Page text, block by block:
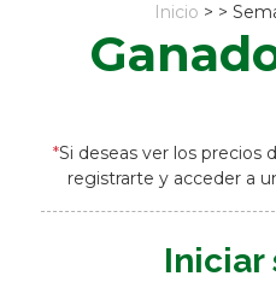
Inicio > >
*Si deseas ver los precios
registrarte y acceder a
Iniciar